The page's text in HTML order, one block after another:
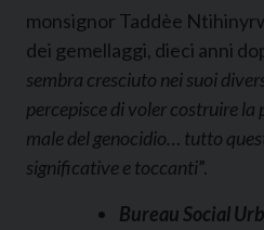
monsignor Taddèe
dei gemellaggi, dieci anni
sembra cresciuto nei suoi
percepisce di voler costruire la
male del genocidio… tutto
significative e toccanti”.
Bureau Social